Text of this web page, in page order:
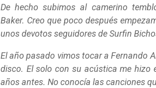
De hecho subimos al camerino
Baker. Creo que poco después
unos devotos seguidores de Surfin
El año pasado vimos tocar a Fernando
disco. El solo con su acústica me hizo
años antes. No conocía las canciones